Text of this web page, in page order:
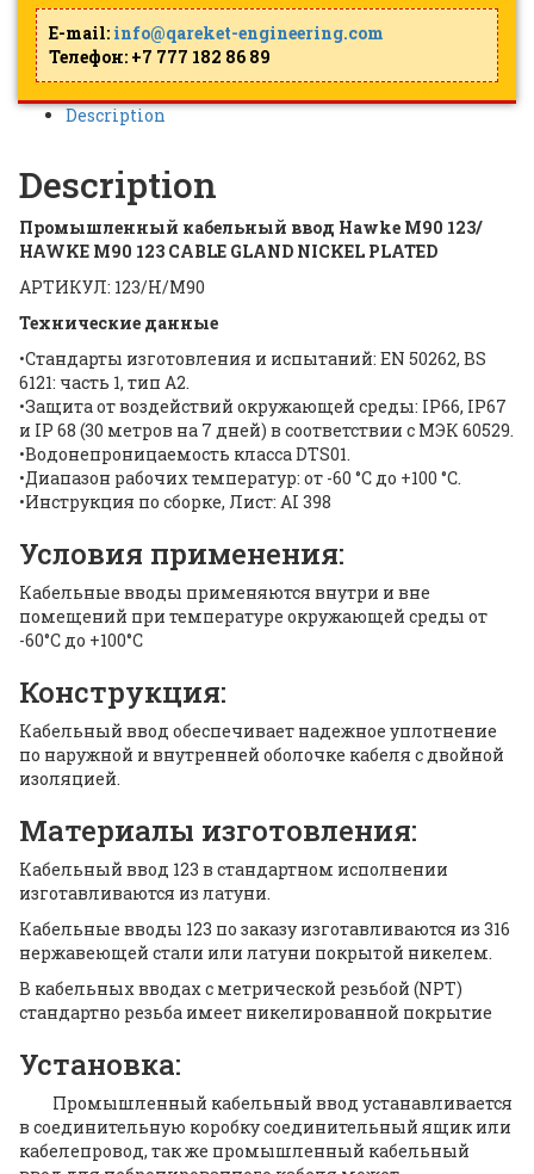
E-mail: info@qareket-engineering.com
Телефон: +7 777 182 86 89
Description
Description
Промышленный кабельный ввод Hawke M90 123/
HAWKE M90 123 CABLE GLAND NICKEL PLATED
АРТИКУЛ: 123/H/M90
Технические данные
•Стандарты изготовления и испытаний: EN 50262, BS
6121: часть 1, тип A2.
•Защита от воздействий окружающей среды: IP66, IP67
и IP 68 (30 метров на 7 дней) в соответствии с МЭК 60529.
•Водонепроницаемость класса DTS01.
•Диапазон рабочих температур: от -60 °C до +100 °C.
•Инструкция по сборке, Лист: AI 398
Условия применения:
Кабельные вводы применяются внутри и вне
помещений при температуре окружающей среды от
-60°C до +100°C
Конструкция:
Кабельный ввод обеспечивает надежное уплотнение
по наружной и внутренней оболочке кабеля с двойной
изоляцией.
Материалы изготовления:
Кабельный ввод 123 в стандартном исполнении
изготавливаются из латуни.
Кабельные вводы 123 по заказу изготавливаются из 316
нержавеющей стали или латуни покрытой никелем.
В кабельных вводах с метрической резьбой (NPT)
cтандартно резьба имеет никелированной покрытие
Установка:
Промышленный кабельный ввод устанавливается
в соединительную коробку соединительный ящик или
кабелепровод, так же промышленный кабельный